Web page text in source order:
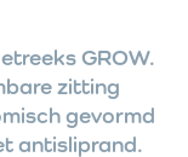
GROW.
zitting
gevormd
antisliprand.